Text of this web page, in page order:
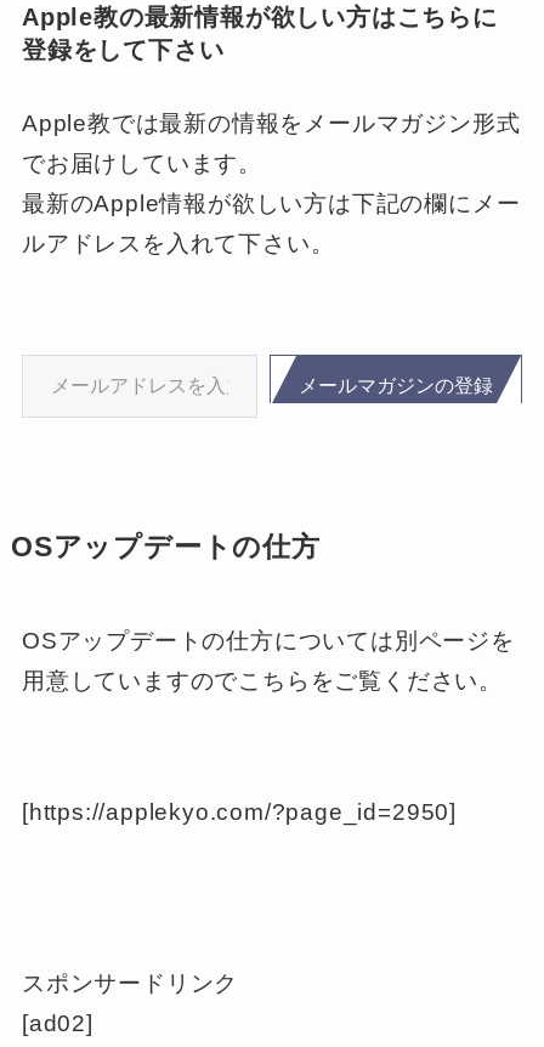
Apple教の最新情報が欲しい方はこちらに
登録をして下さい
Apple教では最新の情報をメールマガジン形式
でお届けしています。
最新のApple情報が欲しい方は下記の欄にメー
ルアドレスを入れて下さい。
メールアドレスを入力…
メールマガジンの登録
OSアップデートの仕方
OSアップデートの仕方については別ページを
用意していますのでこちらをご覧ください。
[https://applekyo.com/?page_id=2950]
スポンサードリンク
[ad02]